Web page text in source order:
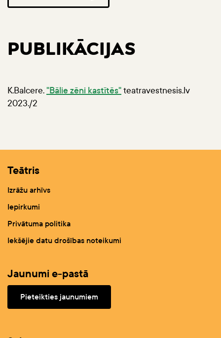
PUBLIKĀCIJAS
K.Balcere. "Bālie zēni kastītēs"teatravestnesis.lv
2023./2
Teātris
Izrāžu arhīvs
Iepirkumi
Privātuma politika
Iekšējie datu drošības noteikumi
Jaunumi e-pastā
Pieteikties jaunumiem